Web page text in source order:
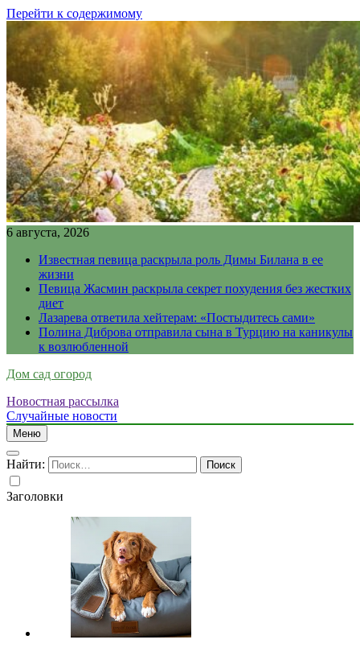
Перейти к содержимому
6 августа, 2026
Известная певица раскрыла роль Димы Билана в ее
жизни
Певица Жасмин раскрыла секрет похудения без жестких
диет
Лазарева ответила хейтерам: «Постыдитесь сами»
Полина Диброва отправила сына в Турцию на каникулы
к возлюбленной
Дом сад огород
Новостная рассылка
Случайные новости
Меню
Найти:
Заголовки